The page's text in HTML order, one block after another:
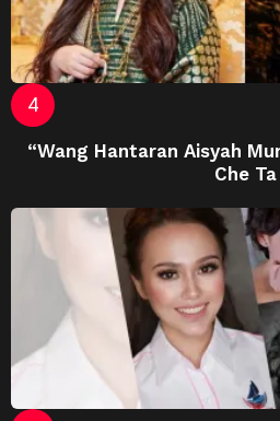
“Wang Hantaran Aisyah
Che Ta